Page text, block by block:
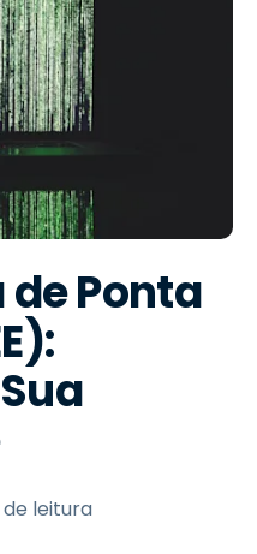
Ponta
de leitura